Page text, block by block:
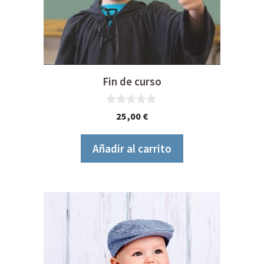
Fin de curso
25,00 €
Añadir al carrito